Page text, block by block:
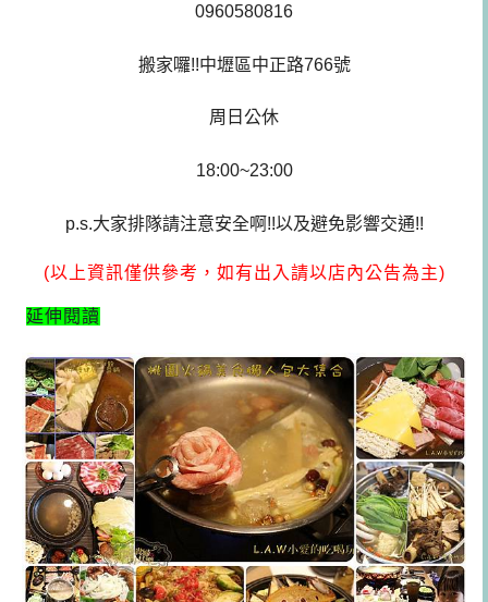
0960580816
搬家囉!!中壢區中正路766號
周日公休
18:00~23:00
p.s.大家排隊請注意安全啊!!以及避免影響交通!!
(以上資訊僅供參考，如有出入請以店內公告為主)
延伸閱讀